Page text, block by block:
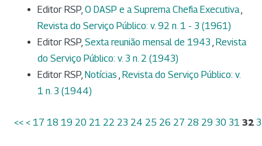
Editor RSP, O DASP e a Suprema Chefia Executiva,
Revista do Serviço Público: v. 92 n. 1 - 3 (1961)
Editor RSP, Sexta reunião mensal de 1943 , Revista
do Serviço Público: v. 3 n. 2 (1943)
Editor RSP, Notícias , Revista do Serviço Público: v.
1 n. 3 (1944)
<< < 17 18 19 20 21 22 23 24 25 26 27 28 29 30 31 32